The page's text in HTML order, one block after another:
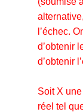
l’échec.
d’obtenir
d’obtenir
Soit X
réel tel